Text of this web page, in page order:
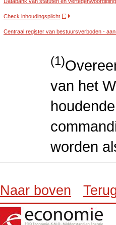
Check inhoudingsplicht
Centraal register van bestuursverboden -
(1)
van het
worden
Naar boven